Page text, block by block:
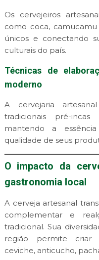
Os cervejeiros
como coca,
únicos e conectando
culturais do país.
Técnicas de
moderno
A cervejaria
tradicionais pré-
mantendo a
qualidade de seus
O impacto da
gastronomia local
A cerveja artesanal
complementar e
tradicional. Sua
região permite criar
ceviche, anticucho,